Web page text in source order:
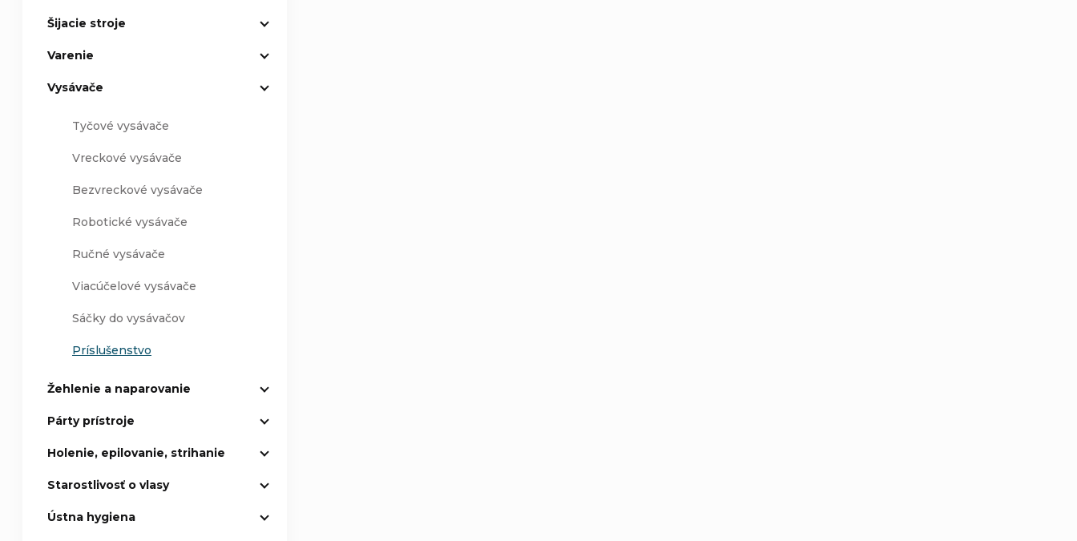
Šijacie stroje
Varenie
Vysávače
Tyčové vysávače
Vreckové vysávače
Bezvreckové vysávače
Robotické vysávače
Ručné vysávače
Viacúčelové vysávače
Sáčky do vysávačov
Príslušenstvo
Žehlenie a naparovanie
Párty prístroje
Holenie, epilovanie, strihanie
Starostlivosť o vlasy
Ústna hygiena